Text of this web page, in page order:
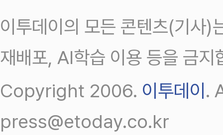
이투데이의 모든 콘텐츠(기사)
재배포, AI학습 이용 등을 금지
Copyright 2006. 이투데이.
press@etoday.co.kr